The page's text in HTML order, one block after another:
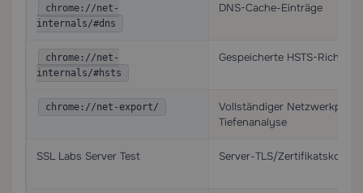
chrome://net-
internals/#dns
DNS-Cache-Einträge
chrome://net-
internals/#hsts
Gespeicherte HSTS-
chrome://net-export/
Vollständiger
Tiefenanalyse
SSL Labs Server Test Server-TLS/